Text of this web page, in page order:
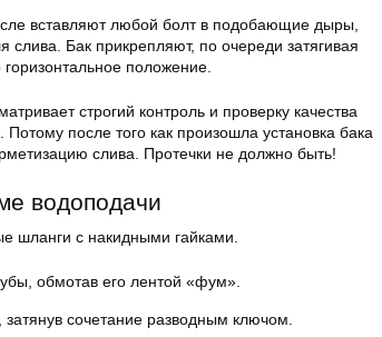
вставляют любой болт в подобающие дыры,
слива. Бак прикрепляют, по очереди затягивая
горизонтальное положение.
строгий контроль и проверку качества
после того как произошла установка бака
слива. Протечки не должно быть!
водоподачи
шланги с накидными гайками.
обмотав его лентой «фум».
сочетание разводным ключом.